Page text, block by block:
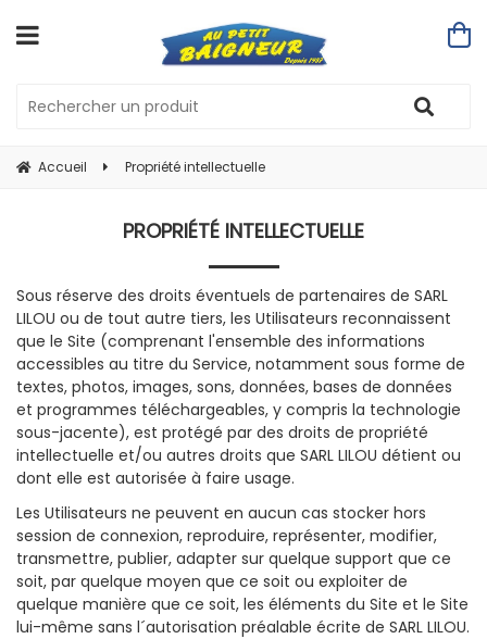
Accueil Propriété intellectuelle
PROPRIÉTÉ INTELLECTUELLE
Sous réserve des droits éventuels de partenaires de SARL
LILOU ou de tout autre tiers, les Utilisateurs reconnaissent
que le Site (comprenant l'ensemble des informations
accessibles au titre du Service, notamment sous forme de
textes, photos, images, sons, données, bases de données
et programmes téléchargeables, y compris la technologie
sous-jacente), est protégé par des droits de propriété
intellectuelle et/ou autres droits que SARL LILOU détient ou
dont elle est autorisée à faire usage.
Les Utilisateurs ne peuvent en aucun cas stocker hors
session de connexion, reproduire, représenter, modifier,
transmettre, publier, adapter sur quelque support que ce
soit, par quelque moyen que ce soit ou exploiter de
quelque manière que ce soit, les éléments du Site et le Site
lui-même sans l´autorisation préalable écrite de SARL LILOU.